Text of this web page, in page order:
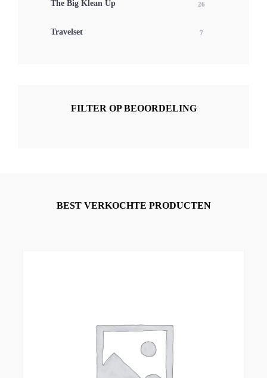
The Big Klean Up 26
Travelset 7
FILTER OP BEOORDELING
BEST VERKOCHTE PRODUCTEN